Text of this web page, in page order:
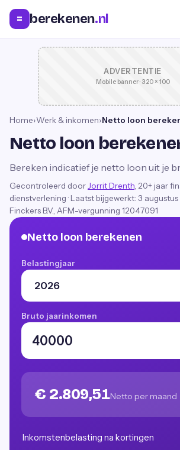
= berekenen.nl
ADVERTENTIE
Mobile banner · 320 × 100
Home›Werk & inkomen›Netto loon
Netto loon
Bereken indicatief je netto loon uit je
Gecontroleerd door Jorrit Drenth , 20+ jaar
dienstverlening · Laatst bijgewerkt: 3
Finckers B.V., AFM-vergunning 12047091
Netto loon berekenen
Belastingjaar
Bruto jaarinkomen
€ 2.809,51Netto per maand
Inkomstenbelasting na kortingen